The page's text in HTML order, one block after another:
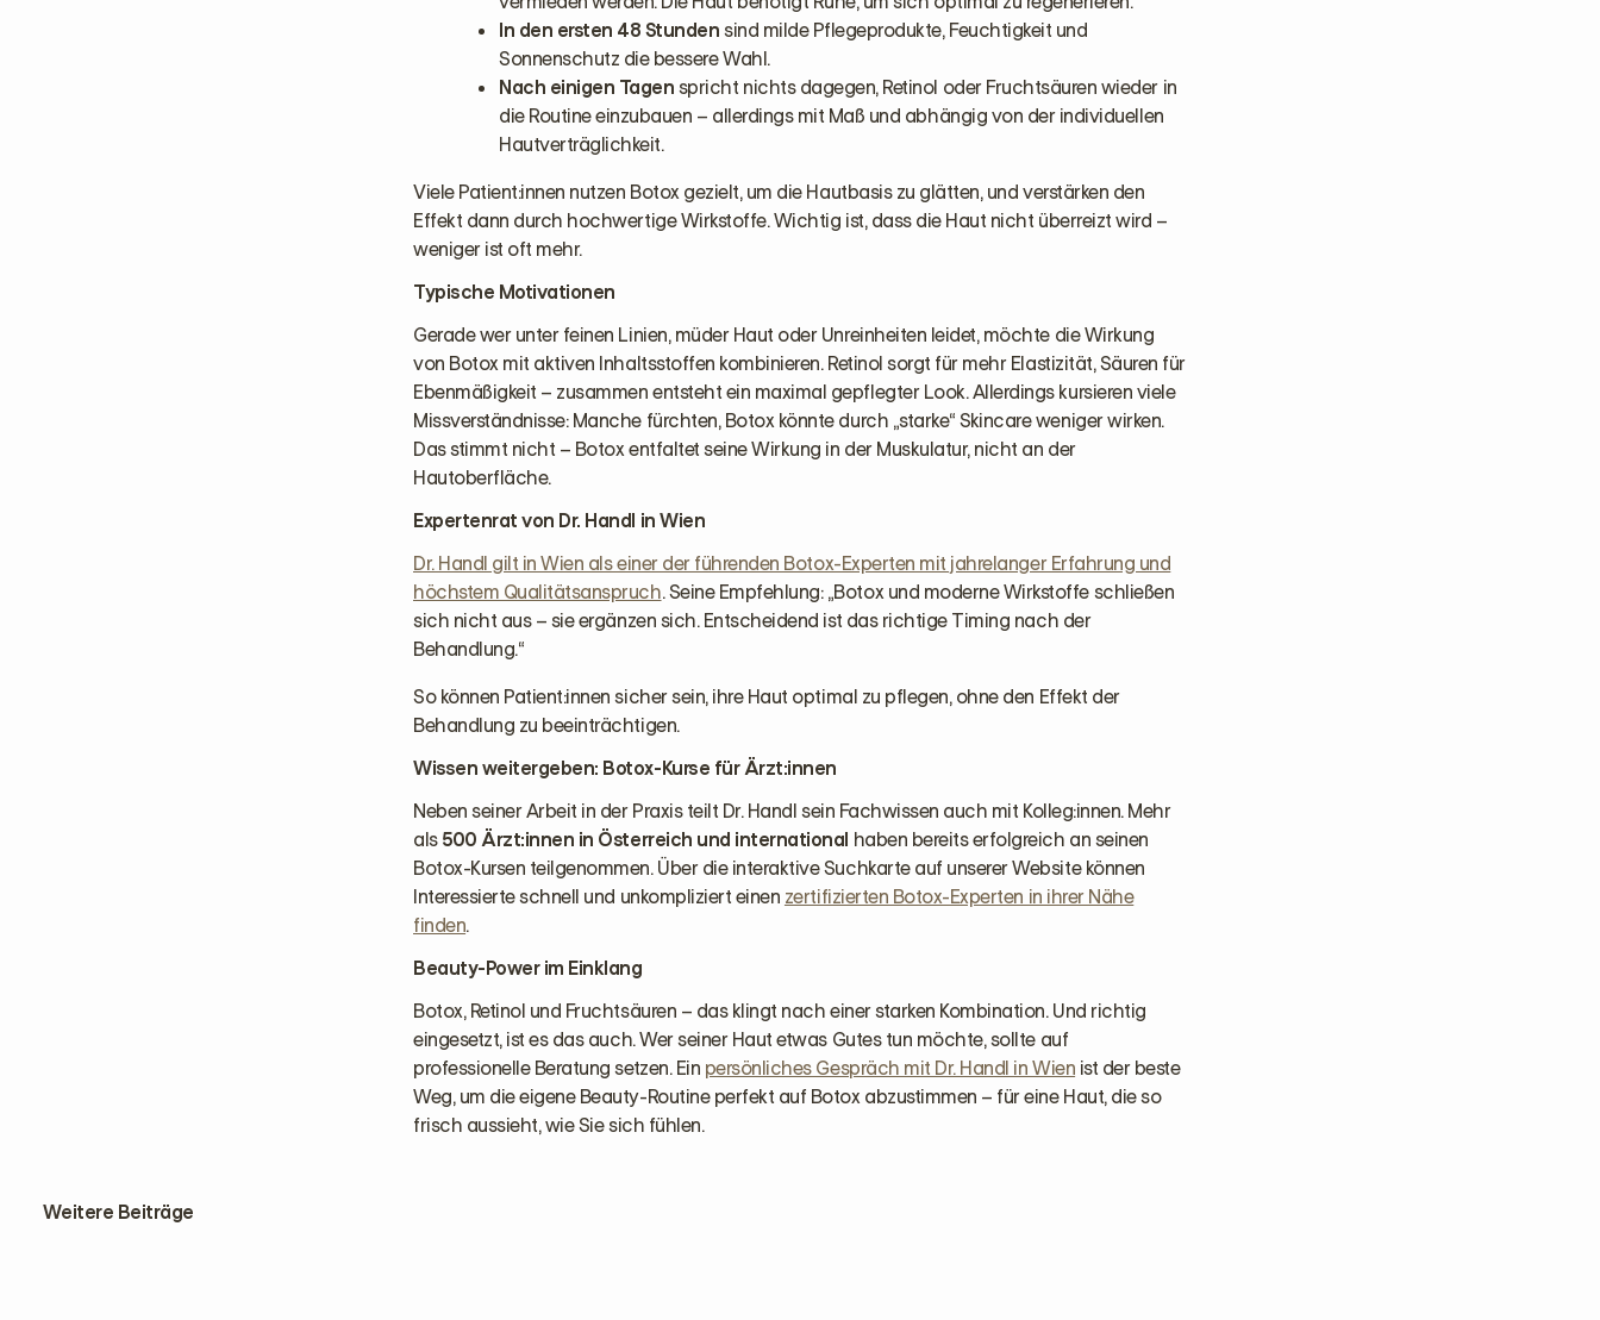
In den ersten 48 Stundensind milde Pflegeprodukte, Feuchtigkeit und
Sonnenschutz die bessere Wahl.
Nach einigen Tagenspricht nichts dagegen, Retinol oder Fruchtsäuren wieder in
die Routine einzubauen – allerdings mit Maß und abhängig von der individuellen
Hautverträglichkeit.
Viele Patient:innen nutzen Botox gezielt, um die Hautbasis zu glätten, und verstärken den
Effekt dann durch hochwertige Wirkstoffe. Wichtig ist, dass die Haut nicht überreizt wird –
weniger ist oft mehr.
Typische Motivationen
Gerade wer unter feinen Linien, müder Haut oder Unreinheiten leidet, möchte die Wirkung
von Botox mit aktiven Inhaltsstoffen kombinieren. Retinol sorgt für mehr Elastizität, Säuren für
Ebenmäßigkeit – zusammen entsteht ein maximal gepflegter Look. Allerdings kursieren viele
Missverständnisse: Manche fürchten, Botox könnte durch „starke“ Skincare weniger wirken.
Das stimmt nicht – Botox entfaltet seine Wirkung in der Muskulatur, nicht an der
Hautoberfläche.
Expertenrat von Dr. Handl in Wien
Dr. Handl gilt in Wien als einer der führenden Botox-Experten mit jahrelanger Erfahrung und
höchstem Qualitätsanspruch. Seine Empfehlung: „Botox und moderne Wirkstoffe schließen
sich nicht aus – sie ergänzen sich. Entscheidend ist das richtige Timing nach der
Behandlung.“
So können Patient:innen sicher sein, ihre Haut optimal zu pflegen, ohne den Effekt der
Behandlung zu beeinträchtigen.
Wissen weitergeben: Botox-Kurse für Ärzt:innen
Neben seiner Arbeit in der Praxis teilt Dr. Handl sein Fachwissen auch mit Kolleg:innen. Mehr
als500 Ärzt:innen in Österreich und international haben bereits erfolgreich an seinen
Botox-Kursen teilgenommen. Über die interaktive Suchkarte auf unserer Website können
Interessierte schnell und unkompliziert einen zertifizierten Botox-Experten in ihrer Nähe
finden.
Beauty-Power im Einklang
Botox, Retinol und Fruchtsäuren – das klingt nach einer starken Kombination. Und richtig
eingesetzt, ist es das auch. Wer seiner Haut etwas Gutes tun möchte, sollte auf
professionelle Beratung setzen. Ein persönliches Gespräch mit Dr. Handl in Wien ist der beste
Weg, um die eigene Beauty-Routine perfekt auf Botox abzustimmen – für eine Haut, die so
frisch aussieht, wie Sie sich fühlen.
Weitere Beiträge